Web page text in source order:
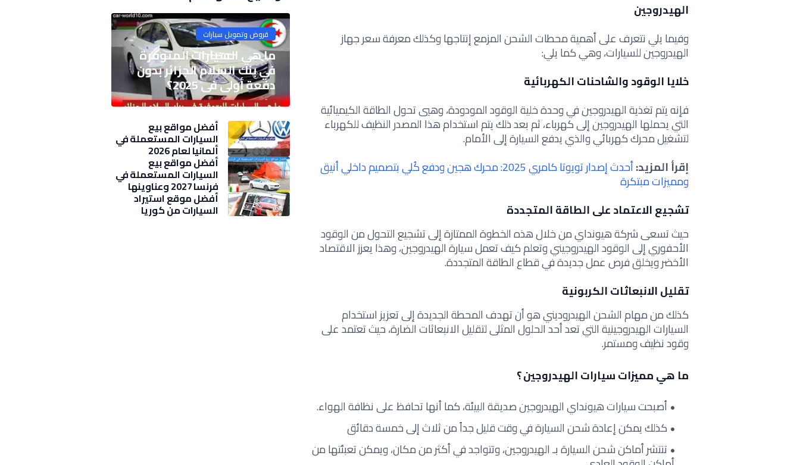
الهيدروجين
وفيما يلي نتعرف على أهمية محطات الشحن المزمع إنتاجها وكذلك معرفة سعر جهاز
الهيدروجين للسيارات، وهي كما يلي:
خلايا الوقود والشاحنات الكهربائية
فإنه يتم تغذية الهيدروجين في وحدة خلية الوقود المودودة، وهيي تحول الطاقة الكيميائية
التي يحملها الهيدروجين إلى كهرباء، ثم بعد ذلك يتم استخدام هذا المصدر النظيف للكهرباء
لتشغيل محرك كهربائي والذي يدفع السيارة إلى الأمام.
إقرأ المزيد:
أحدث إصدار تويوتا كامري 2025: محرك هجين ودفع كُلي بتصميم داخلي أنيق
ومميزات مبتكرة
تشجيع الاعتماد على الطاقة المتجددة
حيث تسعى شركة هيونداي من خلال هذه الخطوة الممتازة إلى تشجيع التحول من الوقود
الأحفوري إلى الوقود الهيدروجيني وتعلم كيف تعمل سيارة الهيدروجين، وهذا يعزز الاقتصاد
الأخضر ويخلق فرص عمل جديدة في قطاع الطاقة المتجددة.
تقليل الانبعاثات الكربونية
كذلك من مهام الشحن الهيدروديني هو أن تهدف المحطة الجديدة إلى تعزيز استخدام
السيارات الهيدروجينية التي تعد أحد الحلول المثلى لتقليل الانبعاثات الضارة، حيث تعتمد على
وقود نظيف ومستمر.
ما هي مميزات سيارات الهيدروجين ؟
أصبحت سيارات هيونداي الهيدروجين صديقة البيئة، كما أنها تحافظ على نظافة الهواء.
كذلك يمكن إعادة شحن السيارة في وقت قليل جداً من ثلاث إلى خمسة دقائق
تنتشر أماكن شحن السيارة بـ الهيدروجين، وتتواجد في أكثر من مكان، ويمكن تعبئتها من
قروض وتمويل سيارات
ما هي السيارات المتوفرة
في بنك السلام الجزائر بدون
دفعة أولى في 2025؟
أفضل مواقع بيع
السيارات المستعملة في
ألمانيا لعام 2026
أفضل مواقع بيع
السيارات المستعملة في
فرنسا 2027 وعناوينها
وأسعار
أفضل موقع استيراد
السيارات من كوريا